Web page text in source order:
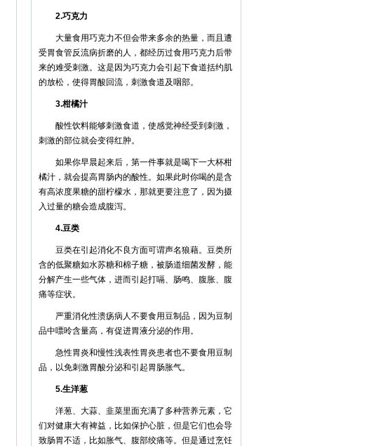
2.巧克力
大量食用巧克力不但会带来多余的热量，而且遭
受胃食管反流病折磨的人，都经历过食用巧克力后带
来的难受刺激。这是因为巧克力会引起下食道括约肌
的放松，使得胃酸回流，刺激食道及咽部。
3.柑橘汁
酸性饮料能够刺激食道，使感觉神经受到刺激，
刺激的部位就会变得红肿。
如果你早晨起来后，第一件事就是喝下一大杯柑
橘汁，就会提高胃肠内的酸性。如果此时你喝的是含
有高浓度果糖的甜柠檬水，那就更要注意了，因为摄
入过量的糖会造成腹泻。
4.豆类
豆类在引起消化不良方面可谓声名狼藉。豆类所
含的低聚糖如水苏糖和棉子糖，被肠道细菌发酵，能
分解产生一些气体，进而引起打嗝、肠鸣、腹胀、腹
痛等症状。
严重消化性溃疡病人不要食用豆制品，因为豆制
品中嘌呤含量高，有促进胃液分泌的作用。
急性胃炎和慢性浅表性胃炎患者也不要食用豆制
品，以免刺激胃酸分泌和引起胃肠胀气。
5.生洋葱
洋葱、大蒜、韭菜里面充满了多种营养元素，它
们对健康大有裨益，比如保护心脏，但是它们也会导
致肠胃不适，比如胀气、腹部绞痛等。但是通过烹饪